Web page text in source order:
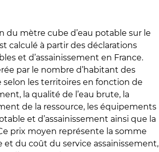
du mètre cube d’eau potable sur le
calculé à partir des déclarations
et d’assainissement en France.
par le nombre d’habitant des
selon les territoires en fonction de
la qualité de l’eau brute, la
de la ressource, les équipements
et d’assainissement ainsi que la
prix moyen représente la somme
et du coût du service assainissement,